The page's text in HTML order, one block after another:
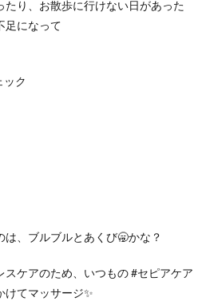
たり、お散歩に行けない日があった
足になって
ク
、ブルブルとあくび🥱かな？
ケアのため、いつもの #セピアケア
けてマッサージ✨